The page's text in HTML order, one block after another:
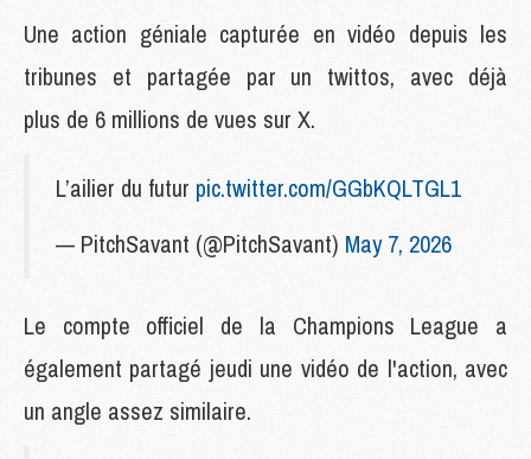
Une action géniale capturée en vidéo depuis les
tribunes et partagée par un twittos, avec déjà
plus de 6 millions de vues sur X.
L’ailier du futur pic.twitter.com/GGbKQLTGL1
— PitchSavant (@PitchSavant) May 7, 2026
Le compte officiel de la Champions League a
également partagé jeudi une vidéo de l'action, avec
un angle assez similaire.